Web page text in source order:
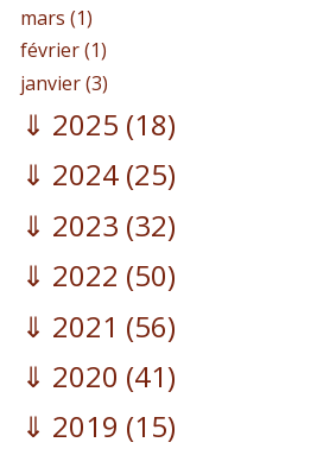
mars (1)
février (1)
janvier (3)
2025 (18)
2024 (25)
2023 (32)
2022 (50)
2021 (56)
2020 (41)
2019 (15)